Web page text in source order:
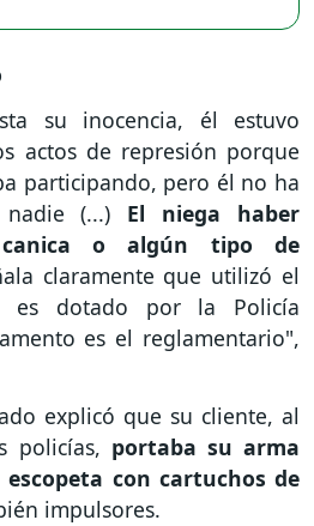
su inocencia, él estuvo
actos de represión porque
participando, pero él no ha
(...) El niega haber
o algún tipo de
claramente que utilizó el
es dotado por la Policía
es el reglamentario",
explicó que su cliente, al
policías, portaba su arma
con cartuchos de
impulsores.